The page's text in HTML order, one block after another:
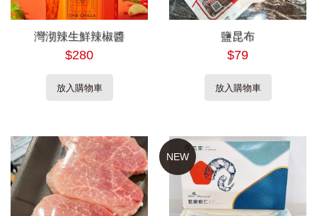
灣沏辣生鮮辣椒醬
$280
放入購物車
鹽昆布
$79
放入購物車
NEW